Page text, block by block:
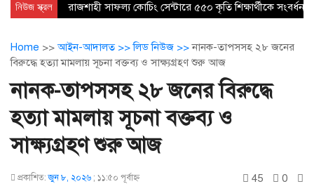
নিউজ স্ক্রল রাজশাহী সাফল্য কোচিং সেন্টারে ৫৫০ কৃতি শিক্ষার্থীকে সংবর্ধনা
Home >>আইন-আদালত >>লিড নিউজ >>নানক-তাপসসহ ২৮ জনের
বিরুদ্ধে হত্যা মামলায় সূচনা বক্তব্য ও সাক্ষ্যগ্রহণ শুরু আজ
নানক-তাপসসহ ২৮ জনের বিরুদ্ধে
হত্যা মামলায় সূচনা বক্তব্য ও
সাক্ষ্যগ্রহণ শুরু আজ
প্রকাশিত:জুন ৮, ২০২৬ ; ১১:৫০ পূর্বাহ্ণ 45 0